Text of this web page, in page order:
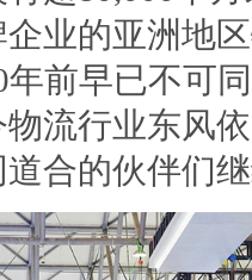
业的亚洲地
年前早已不可
流行业东风
合的伙伴们